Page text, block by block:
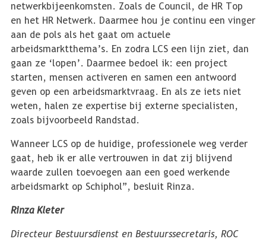
netwerkbijeenkomsten. Zoals de Council, de HR Top
en het HR Netwerk. Daarmee hou je continu een vinger
aan de pols als het gaat om actuele
arbeidsmarktthema’s. En zodra LCS een lijn ziet, dan
gaan ze ‘lopen’. Daarmee bedoel ik: een project
starten, mensen activeren en samen een antwoord
geven op een arbeidsmarktvraag. En als ze iets niet
weten, halen ze expertise bij externe specialisten,
zoals bijvoorbeeld Randstad.
Wanneer LCS op de huidige, professionele weg verder
gaat, heb ik er alle vertrouwen in dat zij blijvend
waarde zullen toevoegen aan een goed werkende
arbeidsmarkt op Schiphol”, besluit Rinza.
Rinza Kleter
Directeur Bestuursdienst en Bestuurssecretaris, ROC